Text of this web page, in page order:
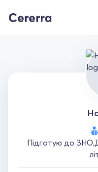
Підготую до